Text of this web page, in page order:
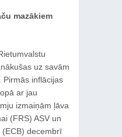
mazākiem
uz savām
inflācijas
ar jau
izmaiņām ļāva
(FRS) ASV un
decembrī